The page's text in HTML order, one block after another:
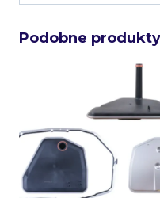
Podobne produkty